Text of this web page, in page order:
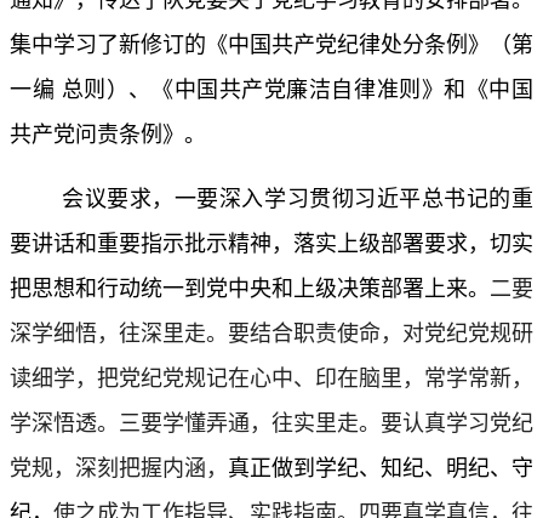
集中学习了新修订的《中国共产党纪律处分条例》（第
一编 总则）、《中国共产党廉洁自律准则》和《中国
共产党问责条例》。
会议要求，一要深入学习贯彻习近平总书记的重
要讲话和重要指示批示精神，落实上级部署要求，切实
把思想和行动统一到党中央和上级决策部署上来。 二要
深学细悟，往深里走。要结合职责使命，对党纪党规研
读细学，把党纪党规记在心中、印在脑里，常学常新，
学深悟透。三要学懂弄通，往实里走。要认真学习党纪
党规，深刻把握内涵， 真正做到学纪、知纪、明纪、守